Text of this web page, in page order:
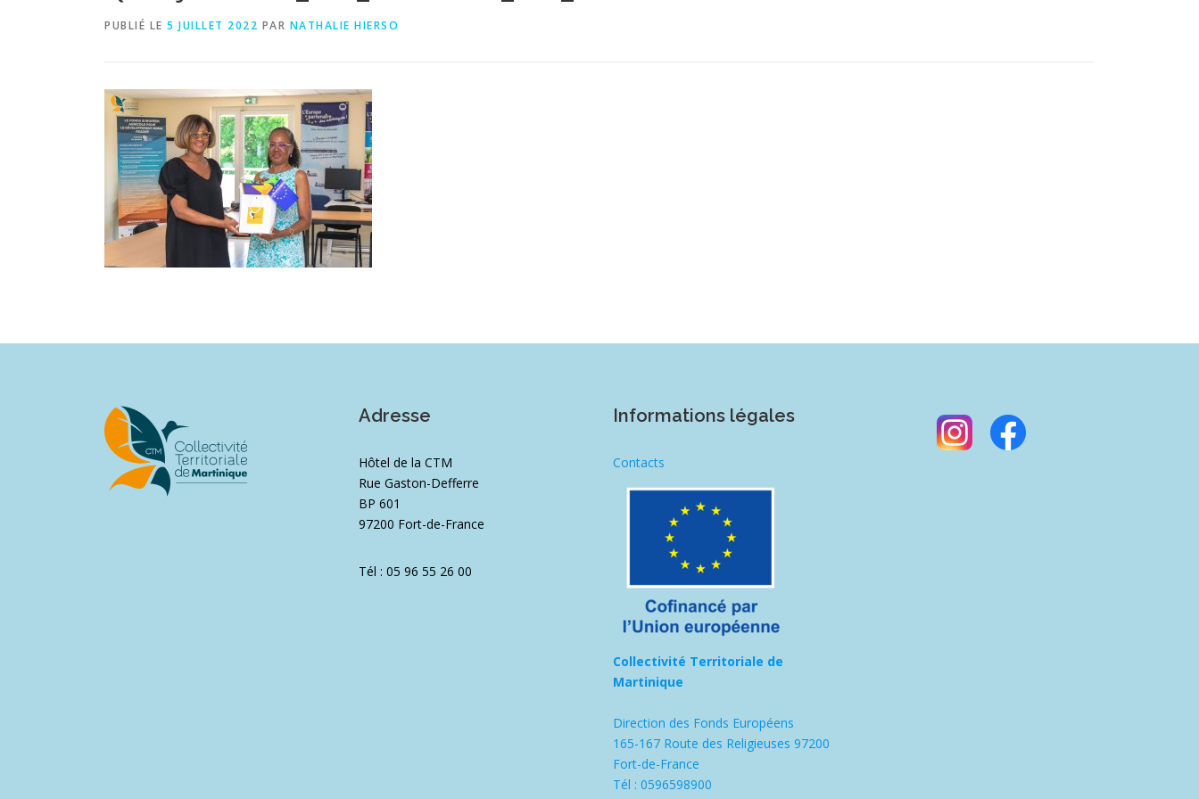
PUBLIÉ LE 5 JUILLET 2022 PAR NATHALIE HIERSO
Adresse
Hôtel de la CTM
Rue Gaston-Defferre
BP 601
97200 Fort-de-France
Tél : 05 96 55 26 00
Informations légales
Contacts
Collectivité Territoriale de
Martinique
Direction des Fonds Européens
165-167 Route des Religieuses 97200
Fort-de-France
Tél : 0596598900